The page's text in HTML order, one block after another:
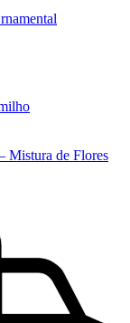
Mistura de Flores